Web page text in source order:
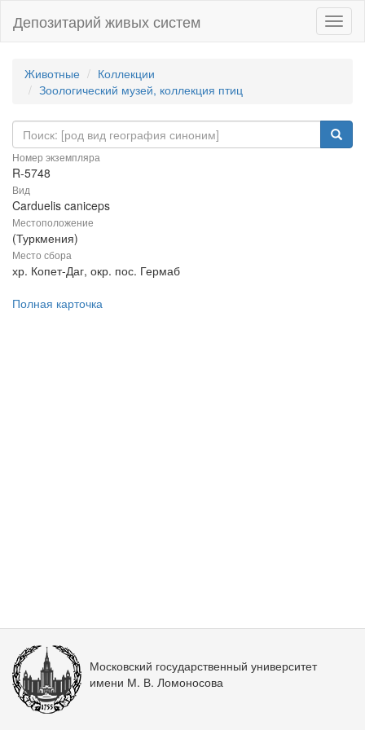
Депозитарий живых систем
Животные
Коллекции
Зоологический музей, коллекция птиц
Номер экземпляра
R-5748
Вид
Carduelis caniceps
Местоположение
(Туркмения)
Место сбора
хр. Копет-Даг, окр. пос. Гермаб
Полная карточка
Московский государственный университет
имени М. В. Ломоносова